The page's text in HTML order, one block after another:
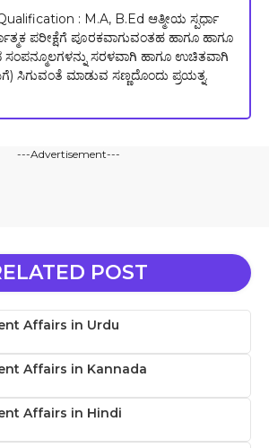
: M.A, B.Ed ಆತ್ಮೀಯ ಸ್ಪರ್ಧಾ
ಪರೀಕ್ಷೆಗೆ ಪೂರಕವಾಗುವಂತಹ ಹಾಗೂ ಹಾಗೂ
ಸರಳವಾಗಿ ಹಾಗೂ ಉಚಿತವಾಗಿ
ಸಿಗುವಂತೆ ಮಾಡುವ ಸಣ್ಣದೊಂದು ಪ್ರಯತ್ನ.
---Advertisement---
POST
Affairs in Urdu
Affairs in Kannada
Affairs in Hindi